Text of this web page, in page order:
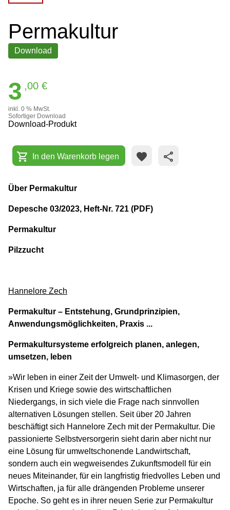
Permakultur
Download
3 ,00 €
inkl. 0 % MwSt.
Sofortiger Download
Download-Produkt
shopping_cart In den Warenkorb legen favorite share
Über Permakultur
Depesche 03/2023, Heft-Nr. 721 (PDF)
Permakultur
Pilzzucht
Hannelore Zech
Permakultur – Entstehung, Grundprinzipien,
Anwendungsmöglichkeiten, Praxis ...
Permakultursysteme erfolgreich planen, anlegen,
umsetzen, leben
»Wir leben in einer Zeit der Umwelt- und Klimasorgen, der
Krisen und Kriege sowie des wirtschaftlichen
Niedergangs, in sich viele die Frage nach sinnvollen
alternativen Lösungen stellen. Seit über 20 Jahren
beschäftigt sich Hannelore Zech mit der Permakultur. Die
passionierte Selbstversorgerin sieht darin aber nicht nur
eine Lösung für umweltschonende Landwirtschaft,
sondern auch ein wegweisendes Zukunftsmodell für ein
neues Miteinander, für ein langfristig friedvolles Leben und
Wirtschaften, ja für alle drängenden Probleme unserer
Epoche. So geht es in ihrer neuen Serie zur Permakultur